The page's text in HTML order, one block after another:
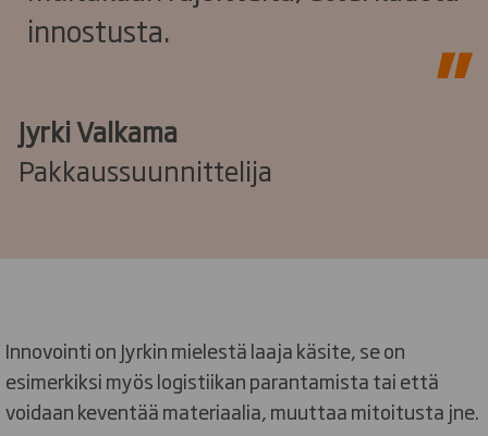
innostusta.
Jyrki Valkama
Pakkaussuunnittelija
Innovointi on Jyrkin mielestä laaja käsite, se on
esimerkiksi myös logistiikan parantamista tai että
voidaan keventää materiaalia, muuttaa mitoitusta jne.